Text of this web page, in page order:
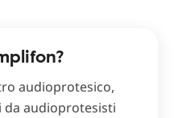
audioprotesico,
da audioprotesisti